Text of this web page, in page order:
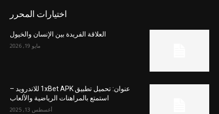
اختيارات المحرر
العلاقة الفريدة بين الإنسان والخيول
مايو 19, 2026
عنوان: تحميل تطبيق 1xBet APK للاندرويد –
استمتع بالمراهنات الرياضية والألعاب
أغسطس 13, 2025